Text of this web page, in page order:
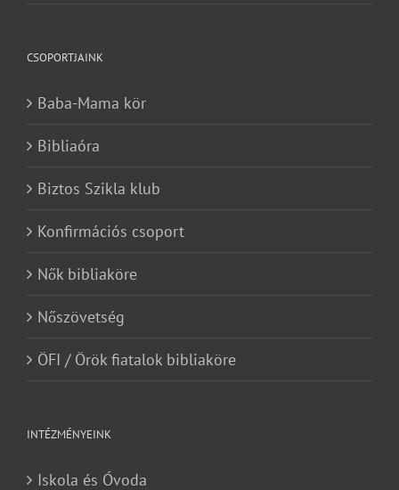
CSOPORTJAINK
Baba-Mama kör
Bibliaóra
Biztos Szikla klub
Konfirmációs csoport
Nők bibliaköre
Nőszövetség
ÖFI / Örök fiatalok bibliaköre
INTÉZMÉNYEINK
Iskola és Óvoda